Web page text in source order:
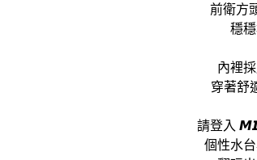
前衛方
穩
內裡
穿著舒
請登入
個性水